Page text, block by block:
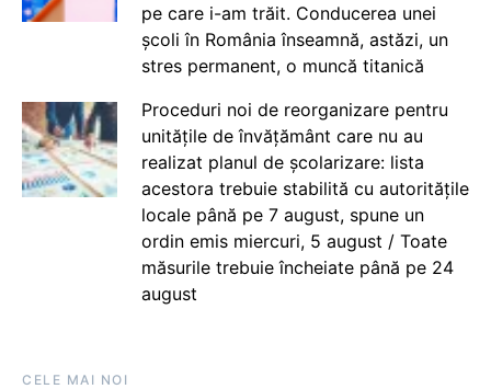
pe care i-am trăit. Conducerea unei
școli în România înseamnă, astăzi, un
stres permanent, o muncă titanică
Proceduri noi de reorganizare pentru
unitățile de învățământ care nu au
realizat planul de școlarizare: lista
acestora trebuie stabilită cu autoritățile
locale până pe 7 august, spune un
ordin emis miercuri, 5 august / Toate
măsurile trebuie încheiate până pe 24
august
CELE MAI NOI